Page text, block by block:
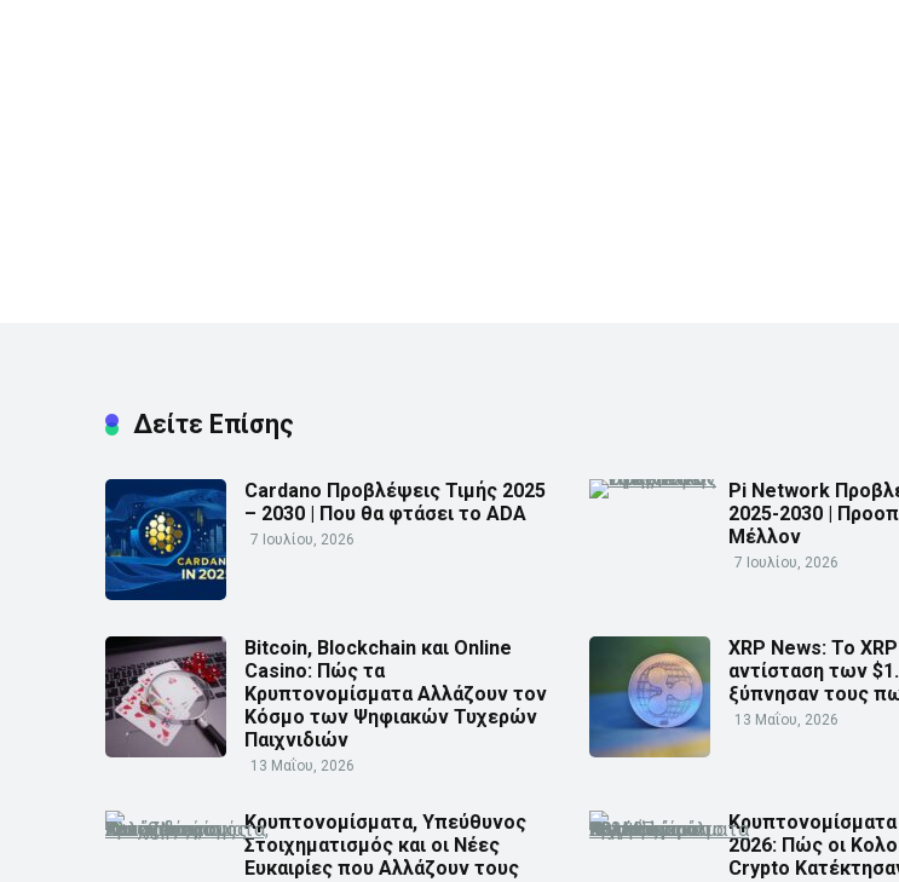
Δείτε Επίσης
Cardano Προβλέψεις Τιμής 2025
– 2030 | Που θα φτάσει το ADA
7 Ιουλίου, 2026
Pi Network
2025-2030 |
Μέλλον
7 Ιουλίου, 2026
Bitcoin, Blockchain και Online
Casino: Πώς τα
Κρυπτονομίσματα Αλλάζουν τον
Κόσμο των Ψηφιακών Τυχερών
Παιχνιδιών
13 Μαΐου, 2026
XRP News: Το
αντίσταση των
ξύπνησαν τους
13 Μαΐου, 2026
Κρυπτονομίσματα, Υπεύθυνος
Στοιχηματισμός και οι Νέες
Ευκαιρίες που Αλλάζουν τους
2026: Πώς οι
Crypto